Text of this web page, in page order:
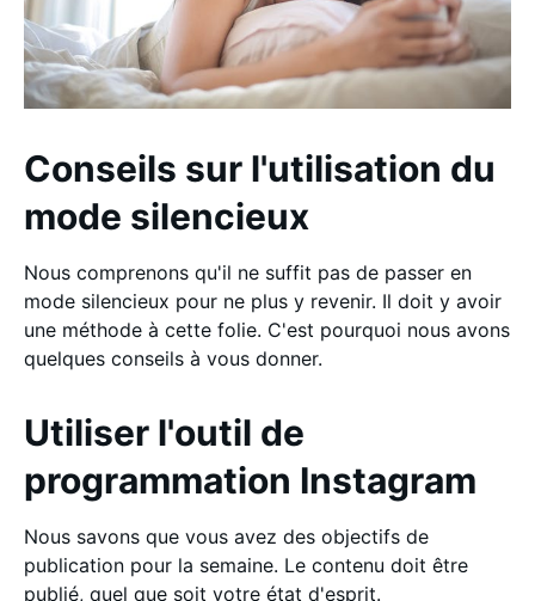
Conseils sur l'utilisation du
mode silencieux
Nous comprenons qu'il ne suffit pas de passer en
mode silencieux pour ne plus y revenir. Il doit y avoir
une méthode à cette folie. C'est pourquoi nous avons
quelques conseils à vous donner.
Utiliser l'outil de
programmation Instagram
Nous savons que vous avez des objectifs de
publication pour la semaine. Le contenu doit être
publié, quel que soit votre état d'esprit.